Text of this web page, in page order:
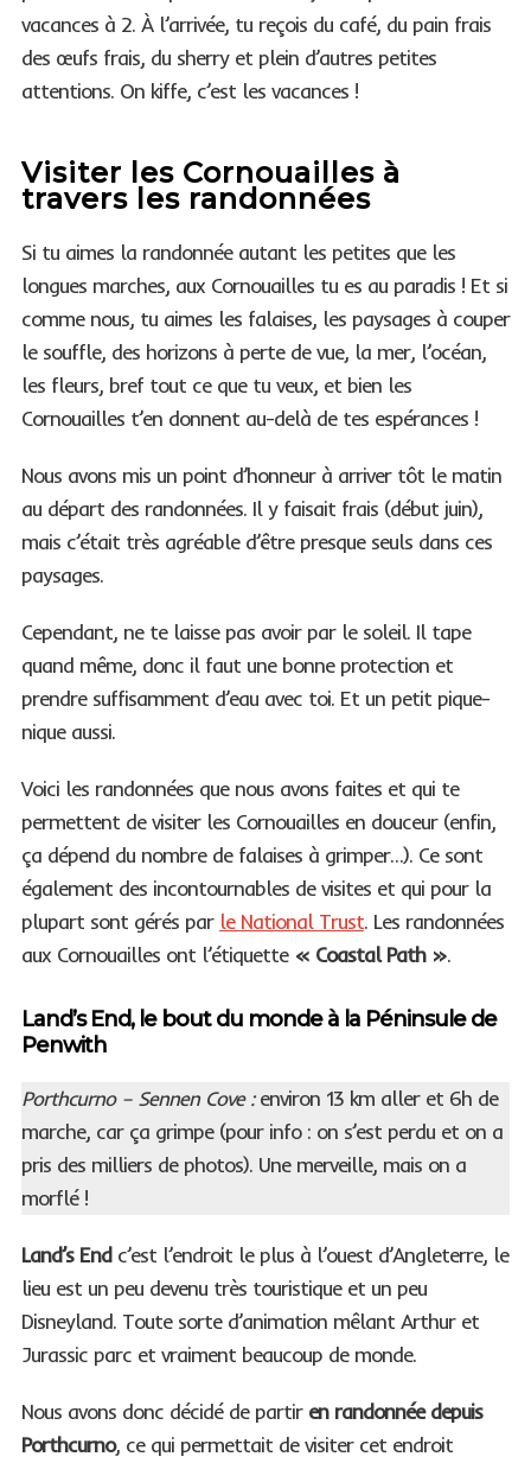
vacances à 2. À l’arrivée, tu reçois du café, du pain frais
des œufs frais, du sherry et plein d’autres petites
attentions. On kiffe, c’est les vacances !
Visiter les Cornouailles à
travers les randonnées
Si tu aimes la randonnée autant les petites que les
longues marches, aux Cornouailles tu es au paradis ! Et si
comme nous, tu aimes les falaises, les paysages à couper
le souffle, des horizons à perte de vue, la mer, l’océan,
les fleurs, bref tout ce que tu veux, et bien les
Cornouailles t’en donnent au-delà de tes espérances !
Nous avons mis un point d’honneur à arriver tôt le matin
au départ des randonnées. Il y faisait frais (début juin),
mais c’était très agréable d’être presque seuls dans ces
paysages.
Cependant, ne te laisse pas avoir par le soleil. Il tape
quand même, donc il faut une bonne protection et
prendre suffisamment d’eau avec toi. Et un petit pique-
nique aussi.
Voici les randonnées que nous avons faites et qui te
permettent de visiter les Cornouailles en douceur (enfin,
ça dépend du nombre de falaises à grimper…). Ce sont
également des incontournables de visites et qui pour la
plupart sont gérés par le National Trust. Les randonnées
aux Cornouailles ont l’étiquette « Coastal Path ».
Land’s End, le bout du monde à la Péninsule de
Penwith
Porthcurno – Sennen Cove :environ 13 km aller et 6h de
marche, car ça grimpe (pour info : on s’est perdu et on a
pris des milliers de photos). Une merveille, mais on a
morflé !
Land’s Endc’est l’endroit le plus à l’ouest d’Angleterre, le
lieu est un peu devenu très touristique et un peu
Disneyland. Toute sorte d’animation mêlant Arthur et
Jurassic parc et vraiment beaucoup de monde.
Nous avons donc décidé de partir en randonnée depuis
Porthcurno, ce qui permettait de visiter cet endroit